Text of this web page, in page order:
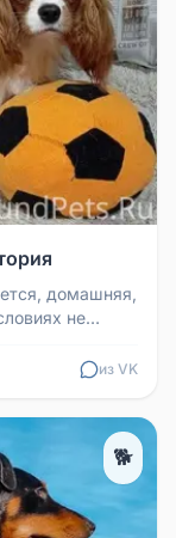
домашняя,
не
из VK
🐕